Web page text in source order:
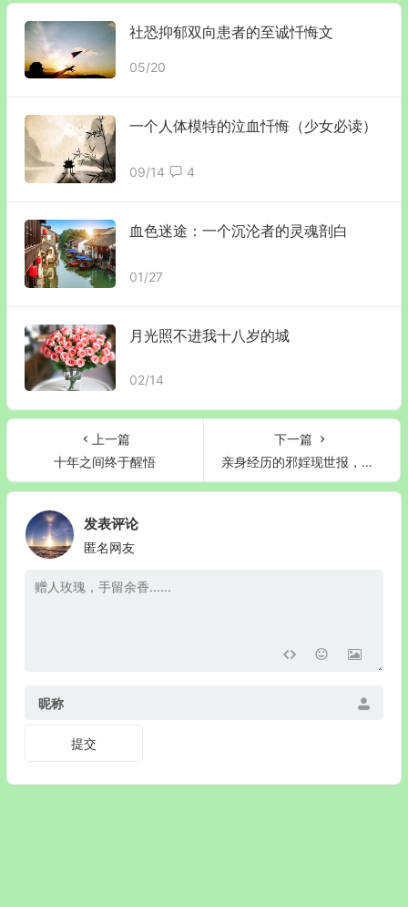
社恐抑郁双向患者的至诚忏悔文
05/20
一个人体模特的泣血忏悔（少女必读）
09/14 4
血色迷途：一个沉沦者的灵魂剖白
01/27
月光照不进我十八岁的城
02/14
上一篇
十年之间终于醒悟
下一篇
亲身经历的邪婬现世报，邪婬就是在摧残父母和家庭
发表评论
匿名网友
昵称